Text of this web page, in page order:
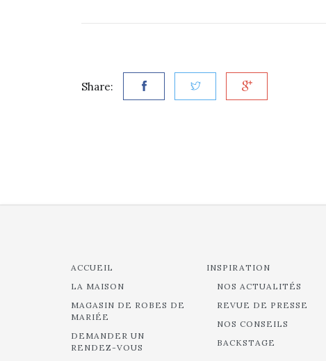
Share:
ACCUEIL
LA MAISON
MAGASIN DE ROBES DE
MARIÉE
DEMANDER UN
RENDEZ-VOUS
INSPIRATION
NOS ACTUALITÉS
REVUE DE PRESSE
NOS CONSEILS
BACKSTAGE